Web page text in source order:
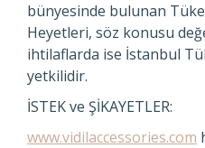
bünyesinde bulunan
Heyetleri, söz konusu
ihtilaflarda ise İstanbul
yetkilidir.
İSTEK ve ŞİKAYETLER:
www.vidilaccessories.com